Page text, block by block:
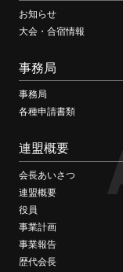
お知らせ
大会・合宿情報
事務局
事務局
各種申請書類
連盟概要
会長あいさつ
連盟概要
役員
事業計画
事業報告
歴代会長